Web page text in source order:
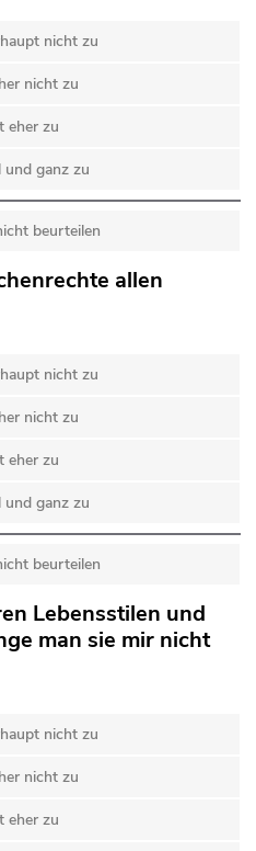
nicht zu
nicht zu
eher zu
ganz zu
beurteilen
allen
nicht zu
nicht zu
eher zu
ganz zu
beurteilen
Lebensstilen und
man sie mir nicht
nicht zu
nicht zu
eher zu